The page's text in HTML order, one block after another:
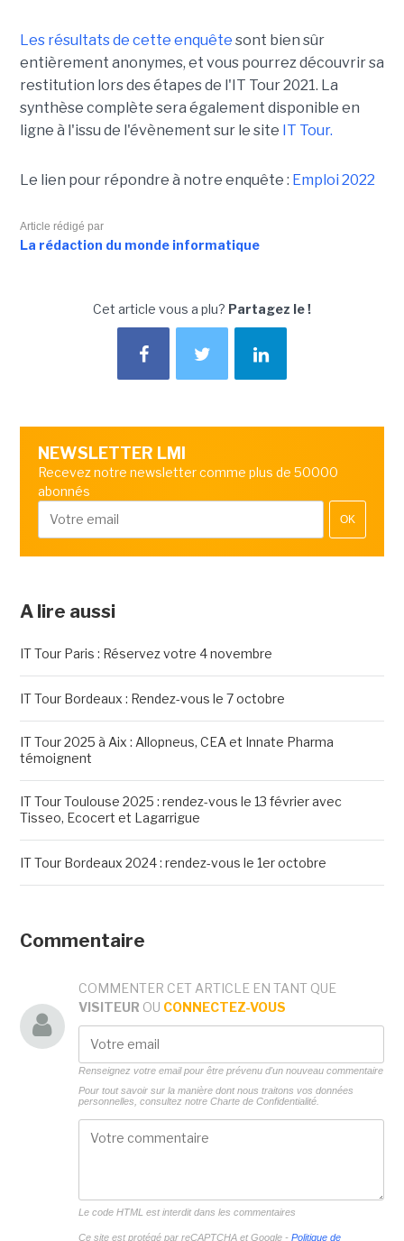
Les résultats de cette enquête sont bien sûr
entièrement anonymes, et vous pourrez découvrir sa
restitution lors des étapes de l'IT Tour 2021. La
synthèse complète sera également disponible en
ligne à l'issu de l'évènement sur le site IT Tour.
Le lien pour répondre à notre enquête : Emploi 2022
Article rédigé par
La rédaction du monde informatique
Cet article vous a plu? Partagez le !
NEWSLETTER LMI
Recevez notre newsletter comme plus de 50000
abonnés
OK
A lire aussi
IT Tour Paris : Réservez votre 4 novembre
IT Tour Bordeaux : Rendez-vous le 7 octobre
IT Tour 2025 à Aix : Allopneus, CEA et Innate Pharma
témoignent
IT Tour Toulouse 2025 : rendez-vous le 13 février avec
Tisseo, Ecocert et Lagarrigue
IT Tour Bordeaux 2024 : rendez-vous le 1er octobre
Commentaire
COMMENTER CET ARTICLE EN TANT QUE
VISITEUR OU CONNECTEZ-VOUS
Renseignez votre email pour être prévenu d'un nouveau commentaire
Pour tout savoir sur la manière dont nous traitons vos données
personnelles, consultez notre Charte de Confidentialité.
Le code HTML est interdit dans les commentaires
Ce site est protégé par reCAPTCHA et Google - Politique de